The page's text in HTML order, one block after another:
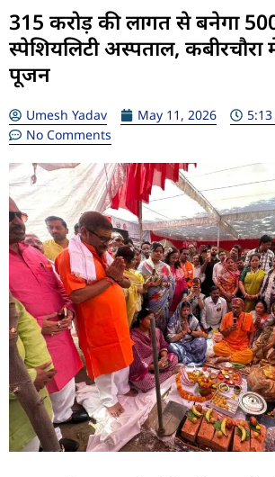
315 करोड़ की लागत से बनेगा
स्पेशियलिटी अस्पताल,
पूजन
Umesh Yadav May 11, 2026
No Comments